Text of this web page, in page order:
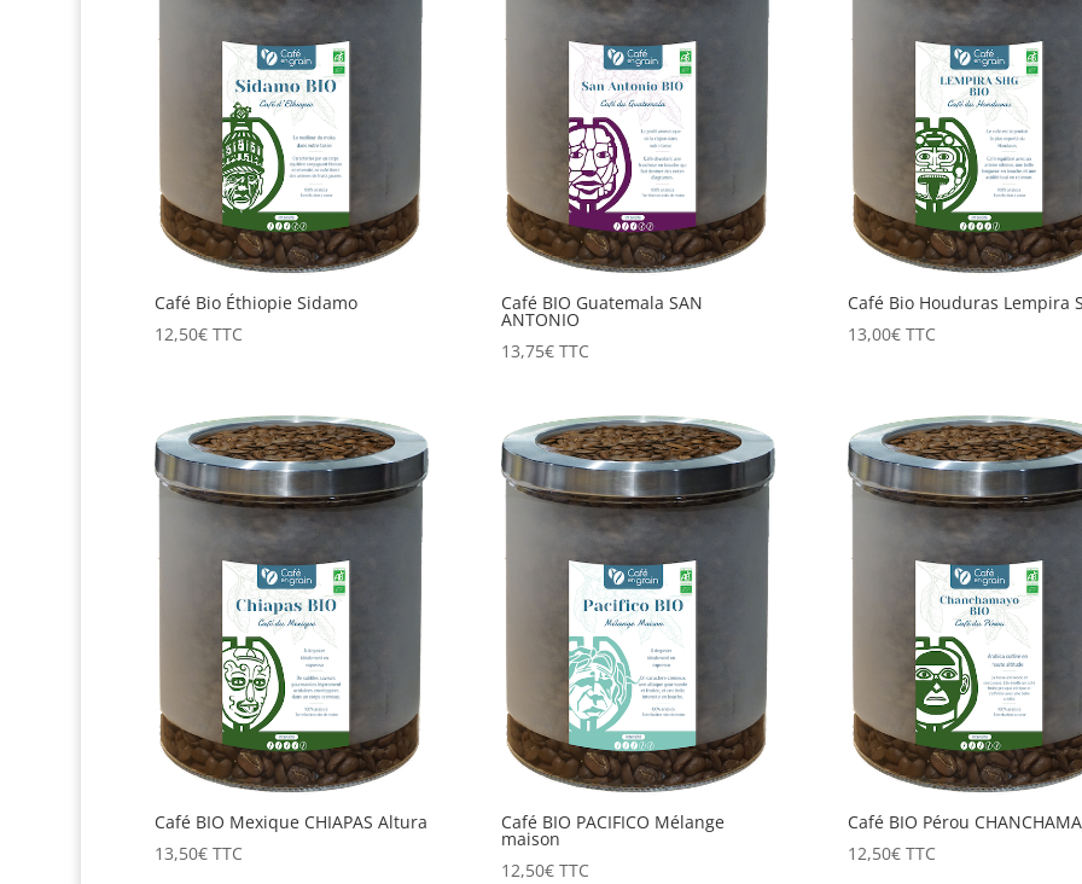
Café Bio Éthiopie Sidamo
12,50€ TTC
Café BIO Guatemala SAN
ANTONIO
13,75€ TTC
Café Bio Houduras Lempira
13,00€ TTC
Café BIO Mexique CHIAPAS Altura
13,50€ TTC
Café BIO PACIFICO Mélange
maison
12,50€ TTC
Café BIO Pérou
12,50€ TTC